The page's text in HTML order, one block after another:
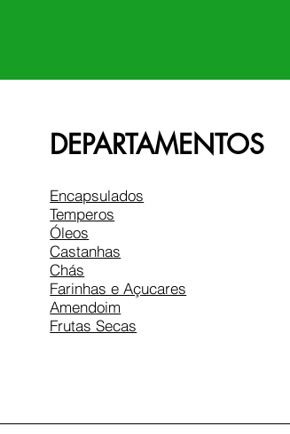
DEPARTAMENTOS
Encapsulados
Temperos
Óleos
Castanhas
Chás
Farinhas e Açucares
Amendoim
Frutas Secas